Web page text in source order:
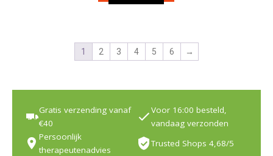
1 2 3 4 5 6 →
Gratis verzending vanaf
€40
Voor 16:00 besteld,
vandaag verzonden
Persoonlijk
therapeutenadvies
Trusted Shops 4,68/5